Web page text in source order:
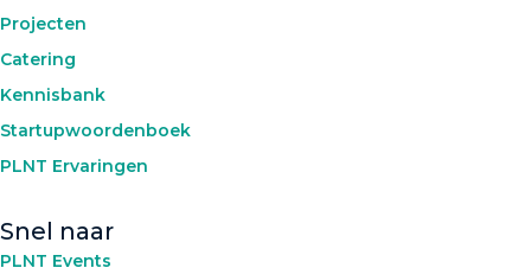
Projecten
Catering
Kennisbank
Startupwoordenboek
PLNT Ervaringen
Snel naar
PLNT Events